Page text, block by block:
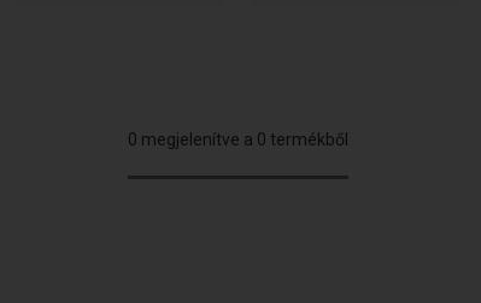
0 megjelenítve a 0 termékből